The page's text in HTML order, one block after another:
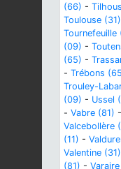
(66) -
Toulouse (31)
Tournefeuille
(09) -
(65) -
- Trébons
Trouley-
(09) - Ussel
- Vabre (81) -
Valcebollère
(11) -
Valentine (31)
(81) -